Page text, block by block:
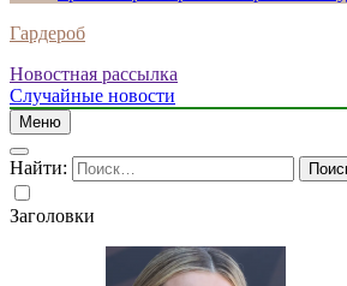
Гардероб
Новостная рассылка
Случайные новости
Меню
Найти:
Заголовки